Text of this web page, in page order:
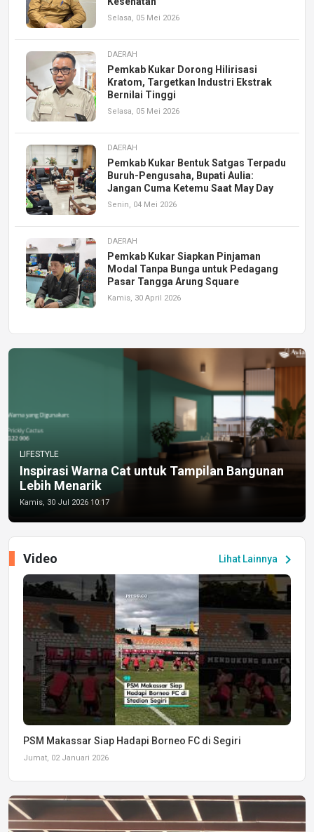
Selasa, 05 Mei 2026
DAERAH
Pemkab Kukar Dorong Hilirisasi
Kratom, Targetkan Industri Ekstrak
Bernilai Tinggi
Selasa, 05 Mei 2026
DAERAH
Pemkab Kukar Bentuk Satgas Terpadu
Buruh-Pengusaha, Bupati Aulia:
Jangan Cuma Ketemu Saat May Day
Senin, 04 Mei 2026
DAERAH
Pemkab Kukar Siapkan Pinjaman
Modal Tanpa Bunga untuk Pedagang
Pasar Tangga Arung Square
Kamis, 30 April 2026
LIFESTYLE
Inspirasi Warna Cat untuk Tampilan Bangunan
Lebih Menarik
Kamis, 30 Jul 2026 10:17
Lihat Lainnya chevron_right
Video
PSM Makassar Siap Hadapi Borneo FC di Segiri
Jumat, 02 Januari 2026